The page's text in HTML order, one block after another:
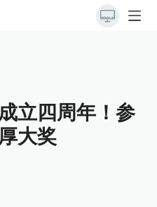
立四周年！参
大奖